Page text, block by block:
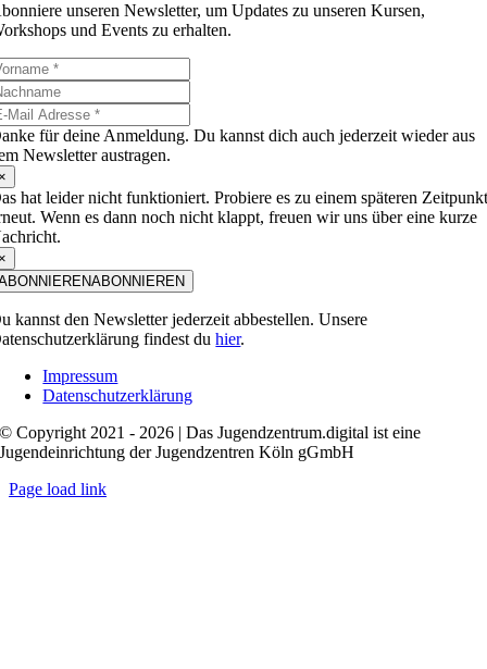
unseren Newsletter, um Updates zu unseren Kursen,
und Events zu erhalten.
für deine Anmeldung. Du kannst dich auch jederzeit wieder aus
Newsletter austragen.
hat leider nicht funktioniert. Probiere es zu einem späteren
Wenn es dann noch nicht klappt, freuen wir uns über eine kurze
ABONNIEREN
kannst den Newsletter jederzeit abbestellen. Unsere
findest duhier.
Impressum
Datenschutzerklärung
© Copyright 2021 - 2026 | Das Jugendzentrum.digital ist eine
Jugendeinrichtung der Jugendzentren Köln gGmbH
Page load link